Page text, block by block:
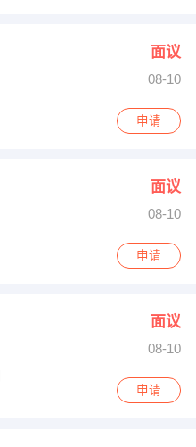
面议
08-10
申请
面议
08-10
申请
面议
08-10
申请